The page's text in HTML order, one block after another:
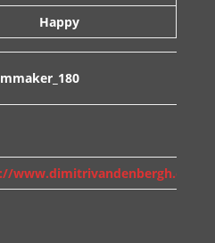
Happy
www.dimitrivandenbergh.com/